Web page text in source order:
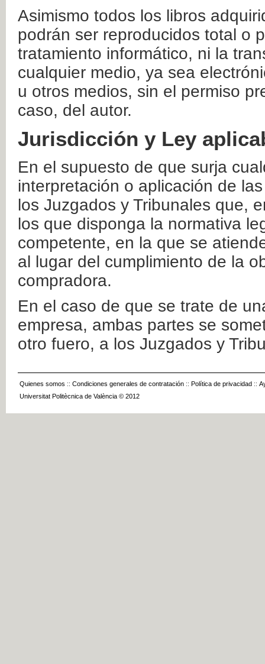
Asimismo todos los libros
podrán ser reproducidos total o
tratamiento informático, ni la
cualquier medio, ya sea
u otros medios, sin el permiso
caso, del autor.
Jurisdicción y Ley
En el supuesto de que surja
interpretación o aplicación de
los Juzgados y Tribunales que,
los que disponga la normativa
competente, en la que se
al lugar del cumplimiento de la
compradora.
En el caso de que se trate de
empresa, ambas partes se
otro fuero, a los Juzgados y
Quienes somos :: Condiciones generales de contratación :: Política de privacidad ::
Universitat Politècnica de València © 2012